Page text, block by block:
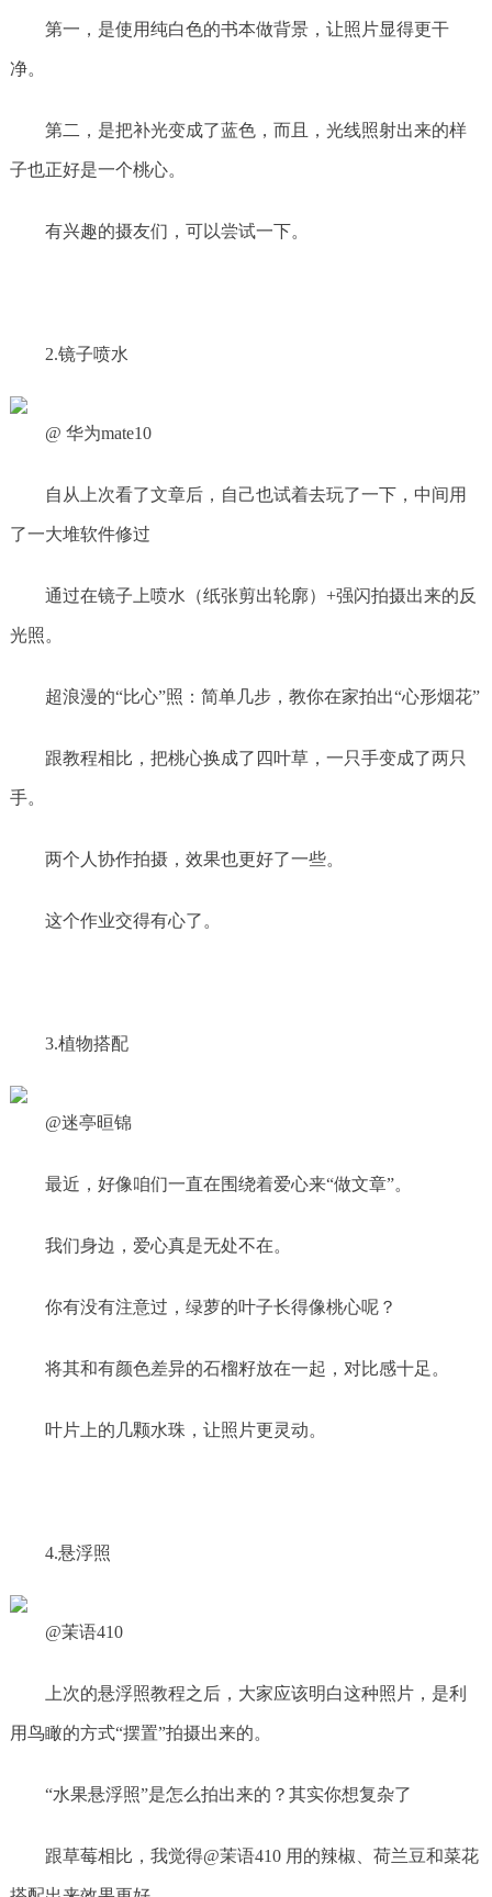
第一，是使用纯白色的书本做背景，让照片显得更干
净。
第二，是把补光变成了蓝色，而且，光线照射出来的样
子也正好是一个桃心。
有兴趣的摄友们，可以尝试一下。
2.镜子喷水
@ 华为mate10
自从上次看了文章后，自己也试着去玩了一下，中间用
了一大堆软件修过
通过在镜子上喷水（纸张剪出轮廓）+强闪拍摄出来的反
光照。
超浪漫的“比心”照：简单几步，教你在家拍出“心形烟花”
跟教程相比，把桃心换成了四叶草，一只手变成了两只
手。
两个人协作拍摄，效果也更好了一些。
这个作业交得有心了。
3.植物搭配
@迷亭晅锦
最近，好像咱们一直在围绕着爱心来“做文章”。
我们身边，爱心真是无处不在。
你有没有注意过，绿萝的叶子长得像桃心呢？
将其和有颜色差异的石榴籽放在一起，对比感十足。
叶片上的几颗水珠，让照片更灵动。
4.悬浮照
@茉语410
上次的悬浮照教程之后，大家应该明白这种照片，是利
用鸟瞰的方式“摆置”拍摄出来的。
“水果悬浮照”是怎么拍出来的？其实你想复杂了
跟草莓相比，我觉得@茉语410 用的辣椒、荷兰豆和菜花